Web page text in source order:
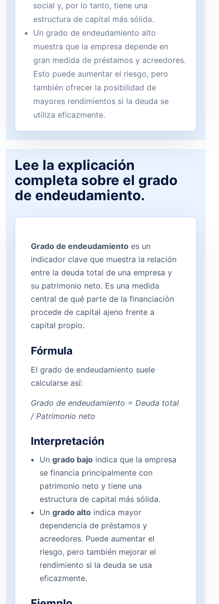
social y, por lo tanto, tiene una
estructura de capital más sólida.
Un grado de endeudamiento alto
muestra que la empresa depende en
gran medida de préstamos y acreedores.
Esto puede aumentar el riesgo, pero
también ofrecer la posibilidad de
mayores rendimientos si la deuda se
utiliza eficazmente.
Lee la explicación
completa sobre el grado
de endeudamiento.
Grado de endeudamiento es un
indicador clave que muestra la relación
entre la deuda total de una empresa y
su patrimonio neto. Es una medida
central de qué parte de la financiación
procede de capital ajeno frente a
capital propio.
Fórmula
El grado de endeudamiento suele
calcularse así:
Grado de endeudamiento = Deuda total
/ Patrimonio neto
Interpretación
Un grado bajoindica que la empresa
se financia principalmente con
patrimonio neto y tiene una
estructura de capital más sólida.
Un grado altoindica mayor
dependencia de préstamos y
acreedores. Puede aumentar el
riesgo, pero también mejorar el
rendimiento si la deuda se usa
eficazmente.